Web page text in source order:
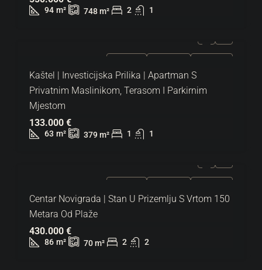
94 m² 748m² 2 1
Kaštel | Investicijska Prilika | Apartman S
Privatnim Maslinikom, Terasom I Parkirnim
Mjestom
133.000 €
63 m² 379m² 1 1
Centar Novigrada | Stan U Prizemlju S Vrtom 150
Metara Od Plaže
430.000 €
86 m² 70m² 2 2